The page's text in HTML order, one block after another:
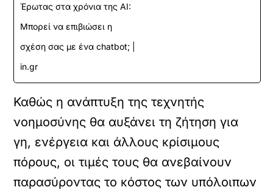
Έρωτας στα χρόνια της AI:
Μπορεί να επιβιώσει η
σχέση σας με ένα chatbot; |
in.gr
Καθώς η ανάπτυξη της τεχνητής
νοημοσύνης θα αυξάνει τη ζήτηση για
γη, ενέργεια και άλλους κρίσιμους
πόρους, οι τιμές τους θα ανεβαίνουν
παρασύροντας το κόστος των υπόλοιπων